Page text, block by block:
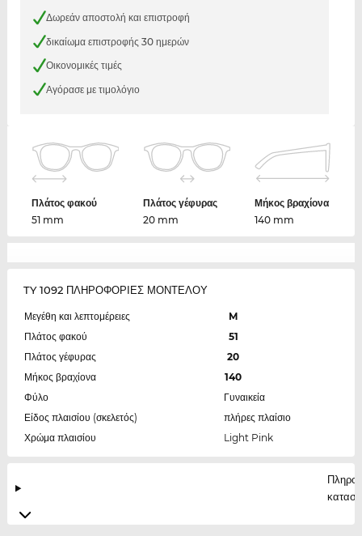
Δωρεάν αποστολή και επιστροφή
δικαίωμα επιστροφής 30 ημερών
Οικονομικές τιμές
Αγόρασε με τιμολόγιο
Πλάτος φακού
51 mm
Πλάτος γέφυρας
20 mm
Μήκος βραχίονα
140 mm
TY 1092 ΠΛΗΡΟΦΟΡΙΕΣ ΜΟΝΤΕΛΟΥ
Μεγέθη και λεπτομέρειες
M
Πλάτος φακού
51
Πλάτος γέφυρας
20
Μήκος βραχίονα
140
Φύλο
Γυναικεία
Είδος πλαισίου (σκελετός)
πλήρες πλαίσιο
Χρώμα πλαισίου
Light Pink